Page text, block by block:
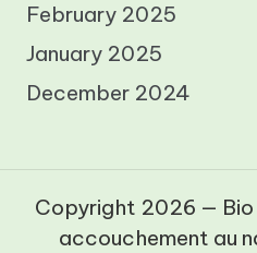
February 2025
January 2025
December 2024
Copyright 2026 — Bio
accouchement au